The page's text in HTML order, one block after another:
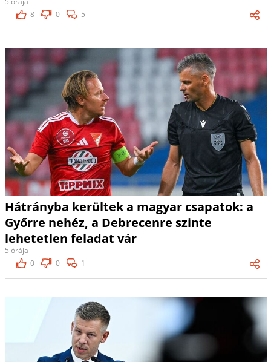
8
0 5
Hátrányba kerültek a magyar csapatok: a
Győrre nehéz, a Debrecenre szinte
lehetetlen feladat vár
5 órája
0
0 1